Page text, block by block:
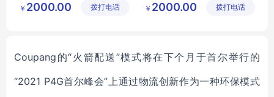
彩车巡游 彩车展览
有限公司
￥ 2000.00 拨打电话
彩船巡游 花车展览
有限公司
￥ 2000.00 拨打电话
Coupang的“火箭配送”模式将在下个月于首尔举行的
“2021 P4G首尔峰会”上通过物流创新作为一种环保模式